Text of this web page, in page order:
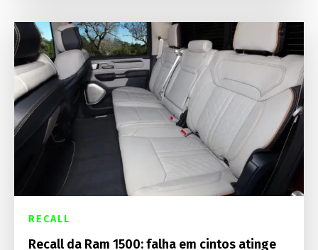
RECALL
Recall da Ram 1500: falha em cintos atinge